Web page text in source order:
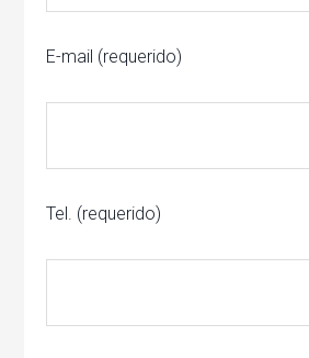
E-mail (requerido)
Tel. (requerido)